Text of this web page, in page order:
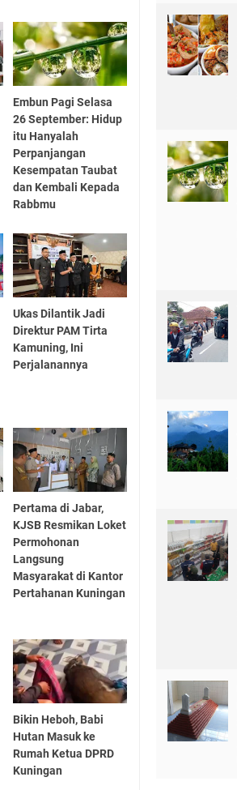
Embun Pagi Selasa
26 September: Hidup
itu Hanyalah
Perpanjangan
Kesempatan Taubat
dan Kembali Kepada
Rabbmu
Ukas Dilantik Jadi
Direktur PAM Tirta
Kamuning, Ini
Perjalanannya
Pertama di Jabar,
KJSB Resmikan Loket
Permohonan
Langsung
Masyarakat di Kantor
Pertahanan Kuningan
Bikin Heboh, Babi
Hutan Masuk ke
Rumah Ketua DPRD
Kuningan